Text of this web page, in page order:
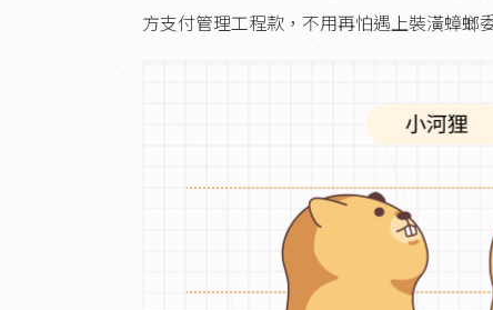
方支付管理工程款，不用再怕遇上裝潢蟑螂